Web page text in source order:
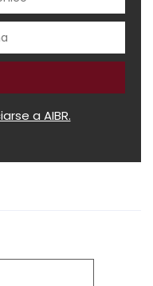
a AIBR.